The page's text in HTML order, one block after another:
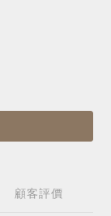
顧客評價